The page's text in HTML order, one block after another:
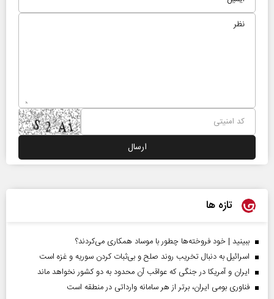
تازه ها
ببینید | خود فروخته‌ها چطور با موساد همکاری می‌کردند؟
اسرائیل به دنبال تخریب روند صلح و بی‌ثبات کردن سوریه و غزه است
ایران و آمریکا در جنگی که عواقب آن محدود به دو کشور نخواهد ماند
فناوری بومی ایران، برتر از هر سامانه وارداتی در منطقه است